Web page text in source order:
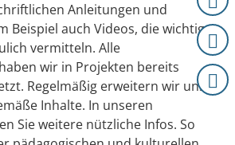
Anleitungen und
Beispiel auch Videos, die wichtige
vermitteln. Alle
wir in Projekten bereits
Regelmäßig erweitern wir unser
Inhalte. In unseren
Sie weitere nützliche Infos. So